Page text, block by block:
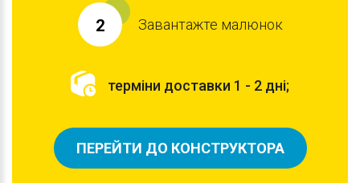
2 Завантажте малюнок
терміни доставки 1 - 2 дні;
ПЕРЕЙТИ ДО КОНСТРУКТОРА